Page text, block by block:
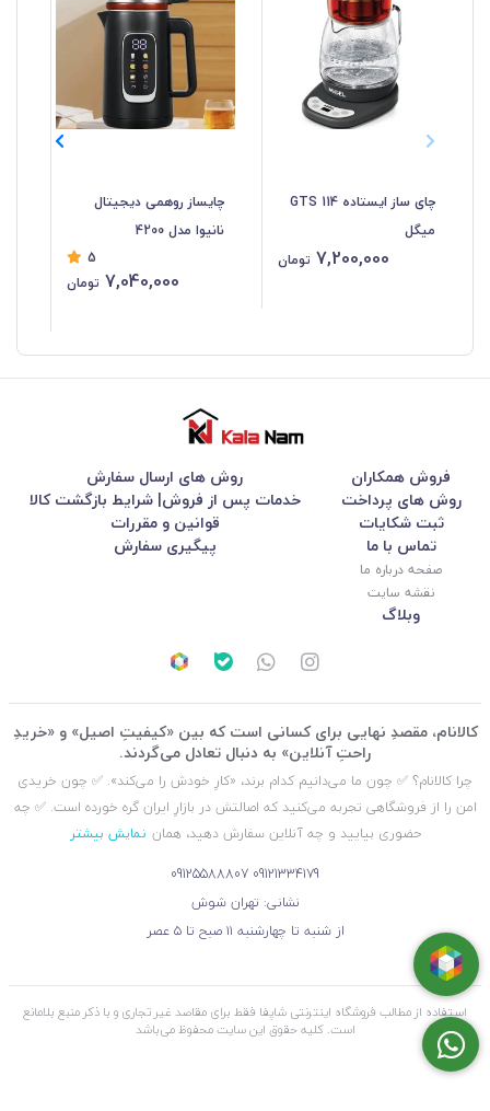
چای ساز ایستاده GTS 114
میگل
7,200,000 تومان
چایساز روهمی دیجیتال
نانیوا مدل 4200
5
7,040,000 تومان
فروش همکاران
روش های ارسال سفارش
روش های پرداخت
خدمات پس از فروش| شرایط بازگشت کالا
ثبت شکایات
قوانین و مقررات
تماس با ما
صفحه درباره ما
نقشه سایت
پیگیری سفارش
وبلاگ
کالانام، مقصدِ نهایی برای کسانی است که بین «کیفیتِ اصیل» و «خریدِ
راحتِ آنلاین» به دنبال تعادل می‌گردند.
چرا کالانام؟ ✅ چون ما می‌دانیم کدام برند، «کارِ خودش را می‌کند». ✅ چون خریدی
امن را از فروشگاهی تجربه می‌کنید که اصالتش در بازارِ ایران گره خورده است. ✅ چه
حضوری بیایید و چه آنلاین سفارش دهید، همان نمایش بیشتر
09121334179
09125588807
نشانی: تهران شوش
از شنبه تا چهارشنبه ۱۱ صبح تا ۵ عصر
استفاده از مطالب فروشگاه اینترنتی شاپفا فقط برای مقاصد غیر تجاری و با ذکر منبع بلامانع
است. کليه حقوق اين سايت محفوظ می‌باشد